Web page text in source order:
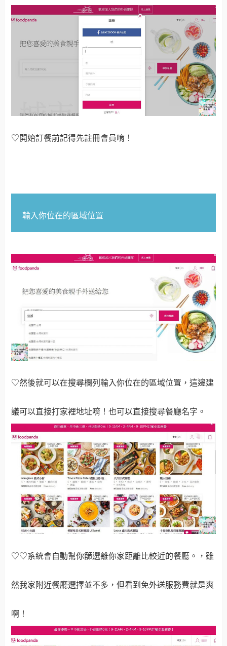
♡開始訂餐前記得先註冊會員唷！
輸入你位在的區域位置
♡然後就可以在搜尋欄列輸入你位在的區域位置，這邊建
議可以直接打家裡地址唷！也可以直接搜尋餐廳名字。
♡♡系統會自動幫你篩選離你家距離比較近的餐廳。，雖
然我家附近餐廳選擇並不多，但看到免外送服務費就是爽
啊！